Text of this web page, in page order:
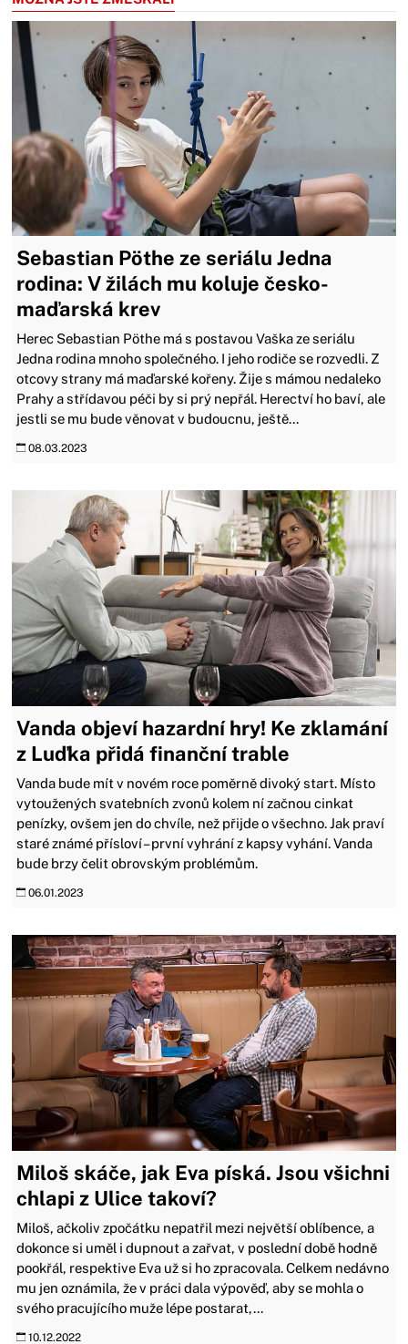
Sebastian Pöthe ze seriálu Jedna
rodina: V žilách mu koluje česko-
maďarská krev
Herec Sebastian Pöthe má s postavou Vaška ze seriálu
Jedna rodina mnoho společného. I jeho rodiče se rozvedli. Z
otcovy strany má maďarské kořeny. Žije s mámou nedaleko
Prahy a střídavou péči by si prý nepřál. Herectví ho baví, ale
jestli se mu bude věnovat v budoucnu, ještě...
08.03.2023
Vanda objeví hazardní hry! Ke zklamání
z Luďka přidá finanční trable
Vanda bude mít v novém roce poměrně divoký start. Místo
vytoužených svatebních zvonů kolem ní začnou cinkat
penízky, ovšem jen do chvíle, než přijde o všechno. Jak praví
staré známé přísloví – první vyhrání z kapsy vyhání. Vanda
bude brzy čelit obrovským problémům.
06.01.2023
Miloš skáče, jak Eva píská. Jsou všichni
chlapi z Ulice takoví?
Miloš, ačkoliv zpočátku nepatřil mezi největší oblíbence, a
dokonce si uměl i dupnout a zařvat, v poslední době hodně
pookřál, respektive Eva už si ho zpracovala. Celkem nedávno
mu jen oznámila, že v práci dala výpověď, aby se mohla o
svého pracujícího muže lépe postarat,...
10.12.2022